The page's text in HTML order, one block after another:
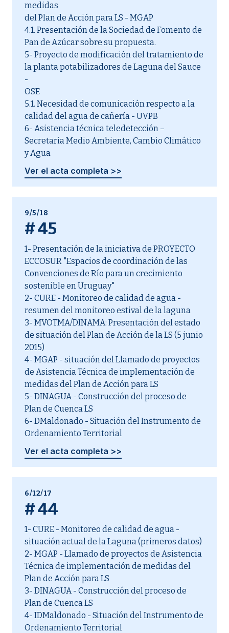
medidas
del Plan de Acción para LS - MGAP
4.1. Presentación de la Sociedad de Fomento de
Pan de Azúcar sobre su propuesta.
5- Proyecto de modificación del tratamiento de
la planta potabilizadores de Laguna del Sauce
-
OSE
5.1. Necesidad de comunicación respecto a la
calidad del agua de cañería - UVPB
6- Asistencia técnica teledetección –
Secretaria Medio Ambiente, Cambio Climático
y Agua
Ver el acta completa >>
9/5/18
#45
1- Presentación de la iniciativa de PROYECTO
ECCOSUR "Espacios de coordinación de las
Convenciones de Río para un crecimiento
sostenible en Uruguay"
2- CURE - Monitoreo de calidad de agua -
resumen del monitoreo estival de la laguna
3- MVOTMA/DINAMA: Presentación del estado
de situación del Plan de Acción de la LS (5 junio
2015)
4- MGAP - situación del Llamado de proyectos
de Asistencia Técnica de implementación de
medidas del Plan de Acción para LS
5- DINAGUA - Construcción del proceso de
Plan de Cuenca LS
6- DMaldonado - Situación del Instrumento de
Ordenamiento Territorial
Ver el acta completa >>
6/12/17
#44
1- CURE - Monitoreo de calidad de agua -
situación actual de la Laguna (primeros datos)
2- MGAP - Llamado de proyectos de Asistencia
Técnica de implementación de medidas del
Plan de Acción para LS
3- DINAGUA - Construcción del proceso de
Plan de Cuenca LS
4- IDMaldonado - Situación del Instrumento de
Ordenamiento Territorial